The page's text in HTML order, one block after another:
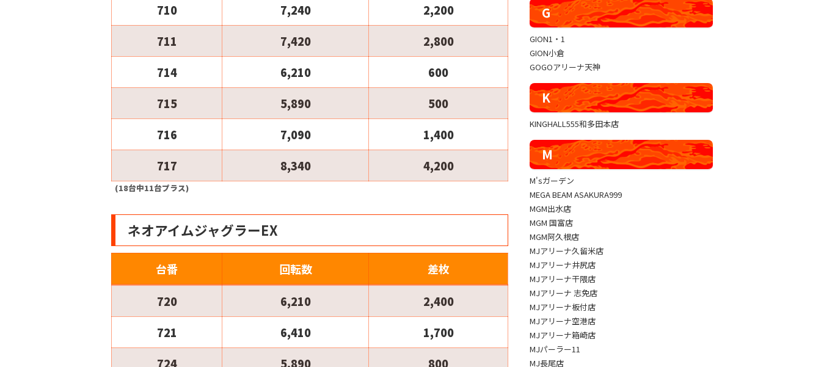
710
7,240
2,200
711
7,420
2,800
714
6,210
600
715
5,890
500
716
7,090
1,400
717
8,340 4,200
(18台中11台プラス)
ネオアイムジャグラーEX
台番 回転数 差枚
720 6,210
2,400
721
6,410
1,700
724
5,890 800
G
GION1・1
GION小倉
GOGOアリーナ天神
K
KINGHALL555和多田本店
M
M'sガーデン
MEGA BEAM ASAKURA999
MGM出水店
MGM 国富店
MGM阿久根店
MJアリーナ久留米店
MJアリーナ井尻店
MJアリーナ干隈店
MJアリーナ 志免店
MJアリーナ板付店
MJアリーナ空港店
MJアリーナ箱崎店
MJパーラー11
MJ長尾店